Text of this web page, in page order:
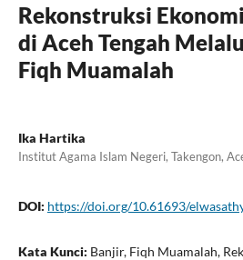
Rekonstruksi
di Aceh Tengah
Fiqh Muamalah
Ika Hartika
Institut Agama Islam Negeri, Takengon,
DOI: https://doi.org/10.61693/
Kata Kunci: Banjir, Fiqh Muamalah,